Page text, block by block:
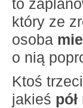
to
który ze
osoba
o nią
Ktoś
jakieś